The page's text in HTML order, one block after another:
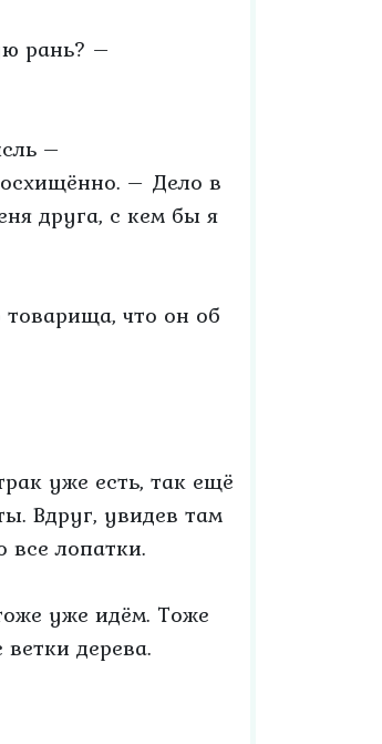
рань? –
–
– Дело в
друга, с кем бы я
что он об
уже есть, так ещё
Вдруг, увидев там
все лопатки.
уже идём. Тоже
дерева.